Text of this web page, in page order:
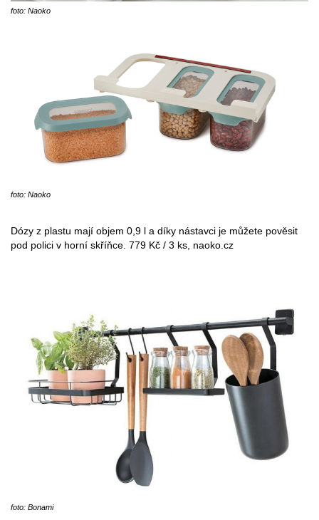
foto: Naoko
foto: Naoko
Dózy z plastu mají objem 0,9 l a díky nástavci je můžete pověsit
pod polici v horní skříňce. 779 Kč / 3 ks, naoko.cz
foto: Bonami